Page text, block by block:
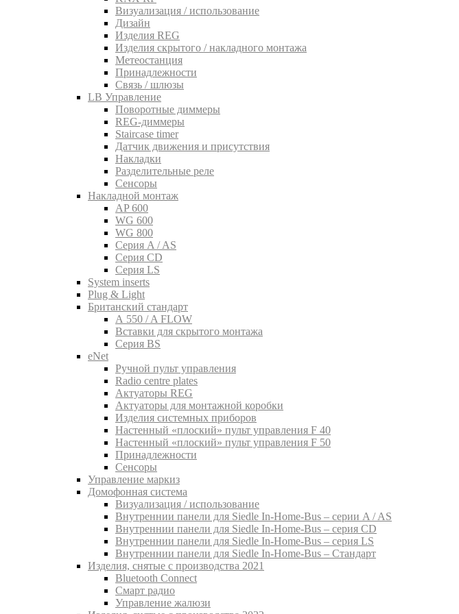
Визуализация / использование
Дизайн
Изделия REG
Изделия скрытого / накладного монтажа
Метеостанция
Принадлежности
Связь / шлюзы
LB Управление
Поворотные диммеры
REG-диммеры
Staircase timer
Датчик движения и присутствия
Накладки
Разделительные реле
Сенсоры
Накладной монтаж
AP 600
WG 600
WG 800
Серия A / AS
Серия CD
Серия LS
System inserts
Plug & Light
Британский стандарт
A 550 / A FLOW
Вставки для скрытого монтажа
Серия BS
eNet
Pучной пульт управления
Radio centre plates
Актуаторы REG
Актуаторы для монтажной коробки
Изделия системных приборов
Настенный «плоский» пульт управления F 40
Настенный «плоский» пульт управления F 50
Принадлежности
Сенсоры
Управление маркиз
Домофонная система
Визуализация / использование
Внутреннии панели для Siedle In-Home-Bus – серии A / AS
Внутреннии панели для Siedle In-Home-Bus – серия CD
Внутреннии панели для Siedle In-Home-Bus – серия LS
Внутреннии панели для Siedle In-Home-Bus – Стандарт
Изделия, снятые с производства 2021
Bluetooth Connect
Смарт радио
Управление жалюзи